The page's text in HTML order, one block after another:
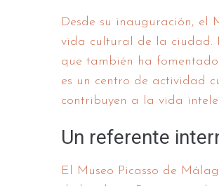
Desde su inauguración, el
vida cultural de la ciudad.
que también ha
es un centro de actividad
contribuyen a la vida
Un referente
El Museo Picasso de